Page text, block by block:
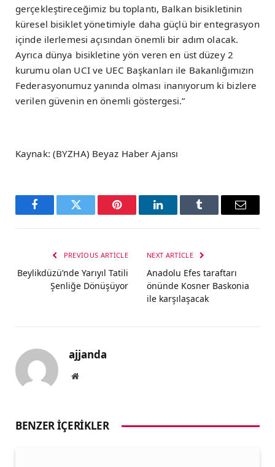
gerçekleştireceğimiz bu toplantı, Balkan bisikletinin
küresel bisiklet yönetimiyle daha güçlü bir entegrasyon
içinde ilerlemesi açısından önemli bir adım olacak.
Ayrıca dünya bisikletine yön veren en üst düzey 2
kurumu olan UCI ve UEC Başkanları ile Bakanlığımızın
Federasyonumuz yanında olması inanıyorum ki bizlere
verilen güvenin en önemli göstergesi.”
Kaynak: (BYZHA) Beyaz Haber Ajansı
FacebookTwitter Pinterest LinkedInTumblr Email
PREVIOUS ARTICLE
Beylikdüzü’nde Yarıyıl Tatili
Şenliğe Dönüşüyor
NEXT ARTICLE
Anadolu Efes taraftarı
önünde Kosner Baskonia
ile karşılaşacak
ajjanda
Website
BENZER İÇERIKLER